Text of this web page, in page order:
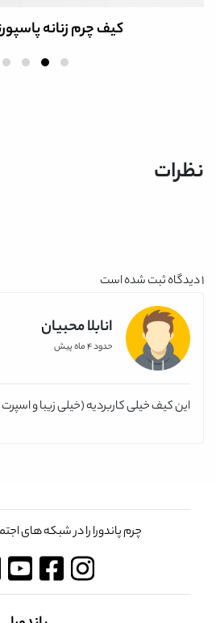
کیف چرم زنانه کد 9026
نظرات
دیدگاه ثبت شده است
انابلا محبیان
حدود 4 ماه پیش
این کیف خیلی کاربردیه (خیلی زیبا و
چرم پاندورا را در شبکه های